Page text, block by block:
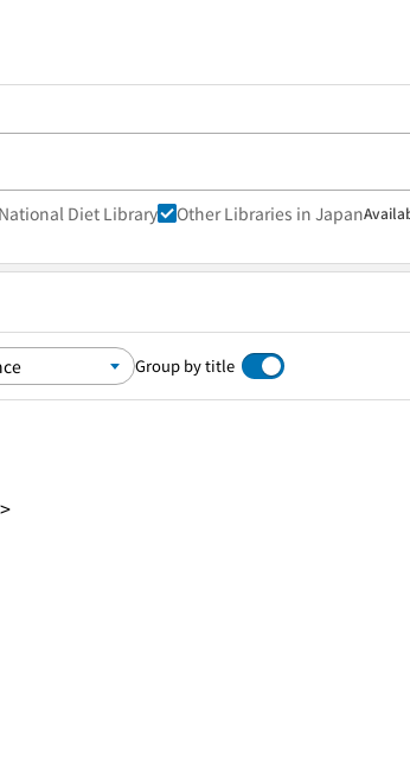
National Diet Library Other Libraries in Japan
Group by title